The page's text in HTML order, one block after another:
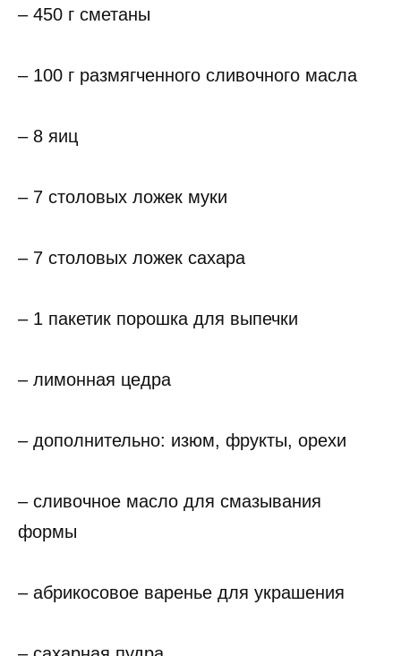
– 450 г сметаны
– 100 г размягченного сливочного масла
– 8 яиц
– 7 столовых ложек муки
– 7 столовых ложек сахара
– 1 пакетик порошка для выпечки
– лимонная цедра
– дополнительно: изюм, фрукты, орехи
– сливочное масло для смазывания
формы
– абрикосовое варенье для украшения